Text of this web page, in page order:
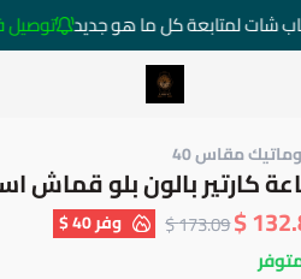
شات لمتابعة كل ما هو جديد توصيل
متجر ساعات رومانس
مقاس 40
كارتير بالون بلو قماش
173.09 $ وفر40 $